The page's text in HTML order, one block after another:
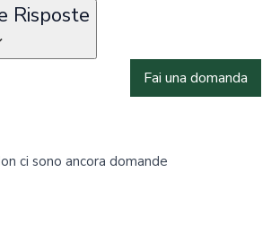
Risposte
Fai una domanda
ci sono ancora domande